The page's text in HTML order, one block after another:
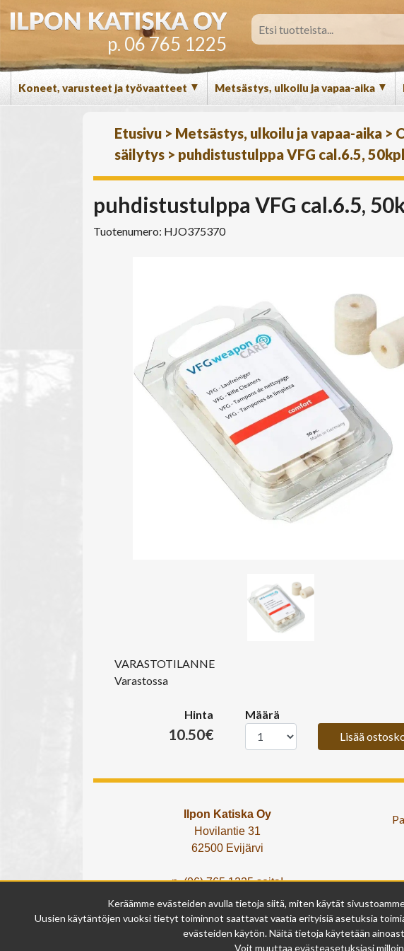
p. 06 765 1225
Koneet, varusteet ja työvaatteet ▼ Metsästys, ulkoilu ja vapaa-aika ▼
Etusivu > Metsästys, ulkoilu ja vapaa-aika >
säilytys > puhdistustulppa VFG cal.6.5,
puhdistustulppa VFG cal.6.5,
Tuotenumero: HJO375370
VARASTOTILANNE
Varastossa
Hinta
10.50€
Määrä
Lisää
Ilpon Katiska Oy
Hovilantie 31
62500 Evijärvi
p. (06) 765 1225 soita!
tai lähetä What's App viesti!
info@ilponkatiska.fi
y-tunnus: 2404114-9
Keräämme evästeiden avulla tietoja siitä, miten käytät
Uusien käytäntöjen vuoksi tietyt toiminnot saattavat vaatia erityisiä asetuksia
evästeiden käytön. Näitä tietoja käytetään
Voit muuttaa evästeasetuksiasi